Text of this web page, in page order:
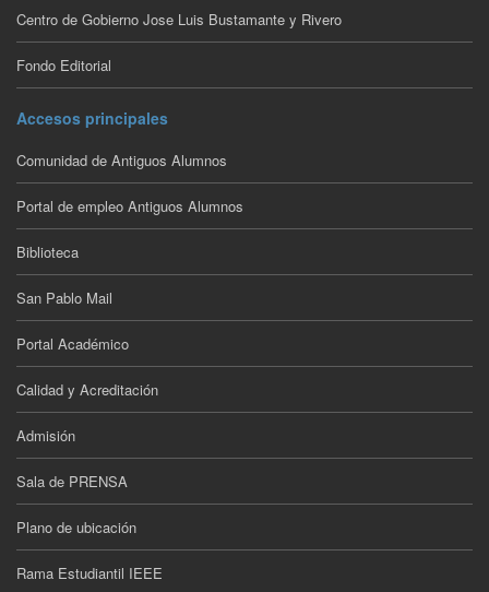
Centro de Gobierno Jose Luis Bustamante y Rivero
Fondo Editorial
Accesos principales
Comunidad de Antiguos Alumnos
Portal de empleo Antiguos Alumnos
Biblioteca
San Pablo Mail
Portal Académico
Calidad y Acreditación
Admisión
Sala de PRENSA
Plano de ubicación
Rama Estudiantil IEEE